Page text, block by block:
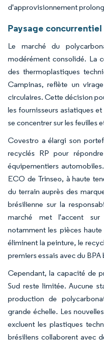
d'approvisionnement
Paysage concurrentiel
Le marché du
modérément consolidé. La
des thermoplastiques
Campinas, reflète un
circulaires. Cette décision
les fournisseurs asiatiques
se concentrer sur les feuilles
Covestro a élargi son
recyclés RP pour
équipementiers
ECO de Trinseo, à haute
du terrain auprès des
brésilienne sur la
marché met l'accent sur
notamment les pièces
éliminent la peinture, le
premiers essais avec du BPA
Cependant, la capacité de
Sud reste limitée. Aucune
production de
grande échelle. Les
excluent les plastiques
brésiliens collaborent avec